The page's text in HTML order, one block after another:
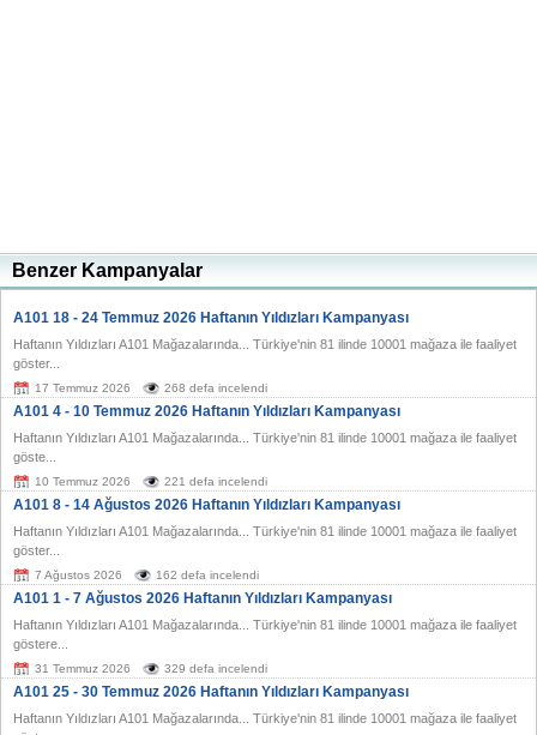
Benzer Kampanyalar
A101 18 - 24 Temmuz 2026 Haftanın Yıldızları Kampanyası
Haftanın Yıldızları A101 Mağazalarında... Türkiye'nin 81 ilinde 10001 mağaza ile faaliyet
göster...
17 Temmuz 2026 268 defa incelendi
A101 4 - 10 Temmuz 2026 Haftanın Yıldızları Kampanyası
Haftanın Yıldızları A101 Mağazalarında... Türkiye'nin 81 ilinde 10001 mağaza ile faaliyet
göste...
10 Temmuz 2026 221 defa incelendi
A101 8 - 14 Ağustos 2026 Haftanın Yıldızları Kampanyası
Haftanın Yıldızları A101 Mağazalarında... Türkiye'nin 81 ilinde 10001 mağaza ile faaliyet
göster...
7 Ağustos 2026 162 defa incelendi
A101 1 - 7 Ağustos 2026 Haftanın Yıldızları Kampanyası
Haftanın Yıldızları A101 Mağazalarında... Türkiye'nin 81 ilinde 10001 mağaza ile faaliyet
göstere...
31 Temmuz 2026 329 defa incelendi
A101 25 - 30 Temmuz 2026 Haftanın Yıldızları Kampanyası
Haftanın Yıldızları A101 Mağazalarında... Türkiye'nin 81 ilinde 10001 mağaza ile faaliyet